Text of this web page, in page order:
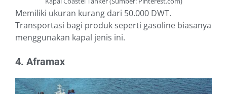
Memiliki ukuran kurang dari 50.000 DWT.
Transportasi bagi produk seperti gasoline biasanya
menggunakan kapal jenis ini.
4. Aframax